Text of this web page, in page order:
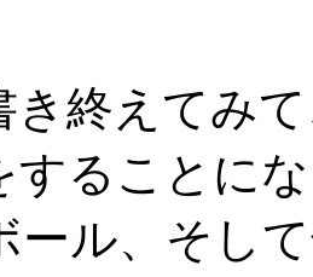
き終えてみ
ることに
ール、そし